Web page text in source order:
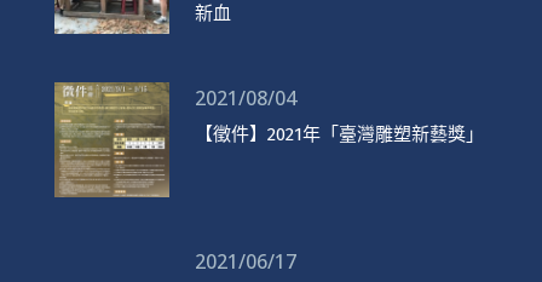
新血
2021/08/04
【徵件】2021年「臺灣雕塑新藝獎」
2021/06/17